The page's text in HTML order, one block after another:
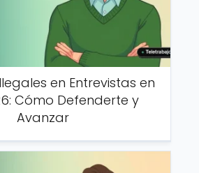
en Entrevistas en
Cómo Defenderte y
Avanzar